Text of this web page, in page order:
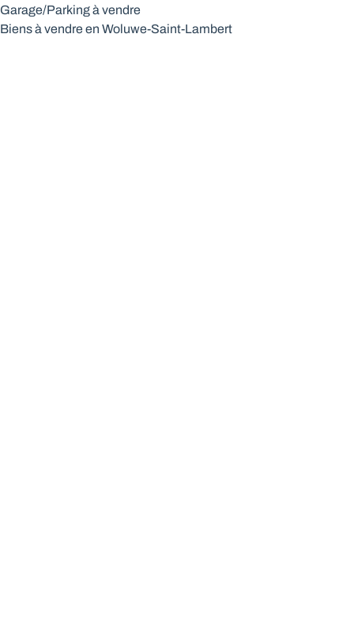
Garage/Parking à vendre
Biens à vendre en Woluwe-Saint-Lambert